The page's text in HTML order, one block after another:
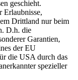
geschieht.
Erlaubnisse,
Drittland nur beim
D.h. die
Garantien,
der EU
die USA durch das
spezieller